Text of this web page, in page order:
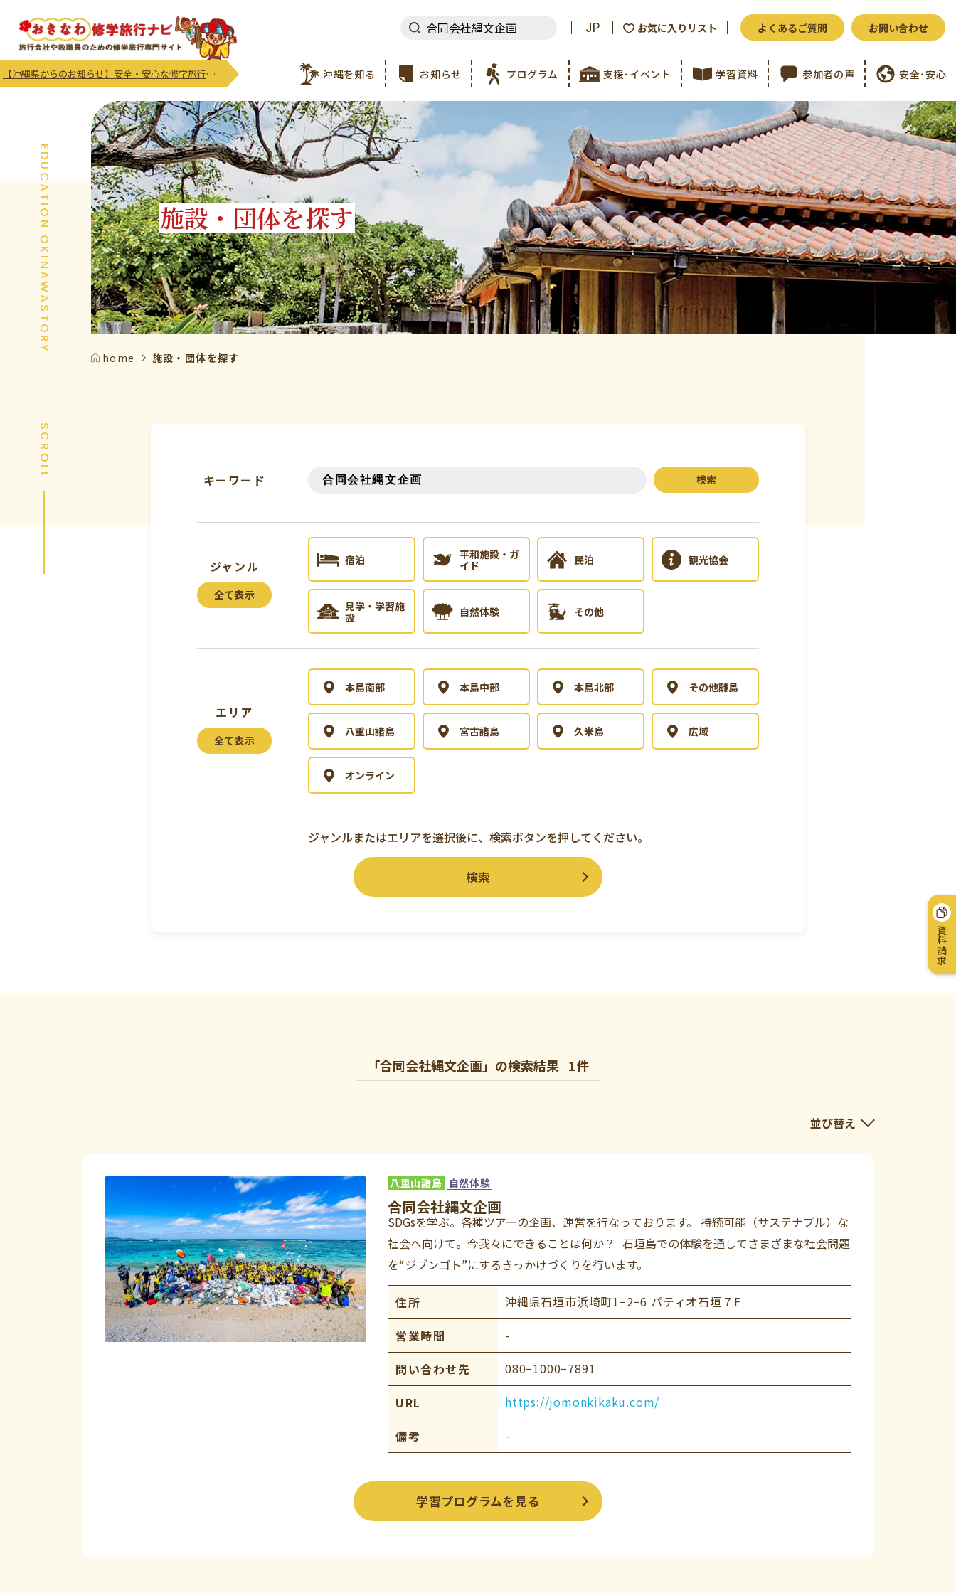
JP お気に入りリスト よくあるご質問 お問い合わせ
【沖縄県からのお知らせ】安全・安心な修学旅行等の実施及び受入れにかかる注意喚起及び御協力のお願い 沖縄を知る お知らせ プログラム 支援･イベント 学習資料 参加者の声 安全･安心
EDUCATION OKINAWASTORY
SCROLL
施設・団体を探す
home 施設・団体を探す
キーワード 検索
ジャンル
全て表示
宿泊
平和施設・ガ
イド
民泊 観光協会
見学・学習施
設
自然体験 その他
エリア
全て表示
本島南部 本島中部 本島北部 その他離島
八重山諸島 宮古諸島 久米島 広域
オンライン
ジャンルまたはエリアを選択後に、 検索ボタンを押してください。
検索
「合同会社縄文企画」の検索結果 1件
八重山諸島 自然体験
合同会社縄文企画
SDGsを学ぶ。各種ツアーの企画、運営を行なっております。 持続可能（サステナブル）な
社会へ向けて。今我々にできることは何か？ 石垣島での体験を通してさまざまな社会問題
を“ジブンゴト”にするきっかけづくりを行います。
住所
沖縄県石垣市浜崎町1−2−6 パティオ石垣７F
営業時間
-
問い合わせ先
080−1000−7891
URL
https://jomonkikaku.com/
備考
-
学習プログラムを見る
資料請求